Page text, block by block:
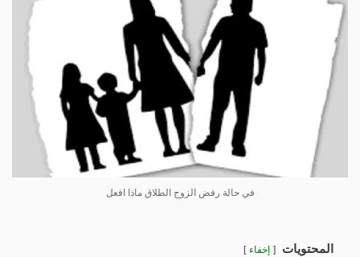
في حالة رفض الزوج الطلاق ماذا افعل
المحتويات إخفاء